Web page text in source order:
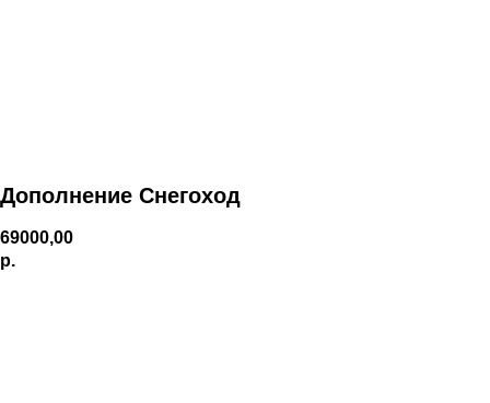
Дополнение Снегоход
69000,00
р.